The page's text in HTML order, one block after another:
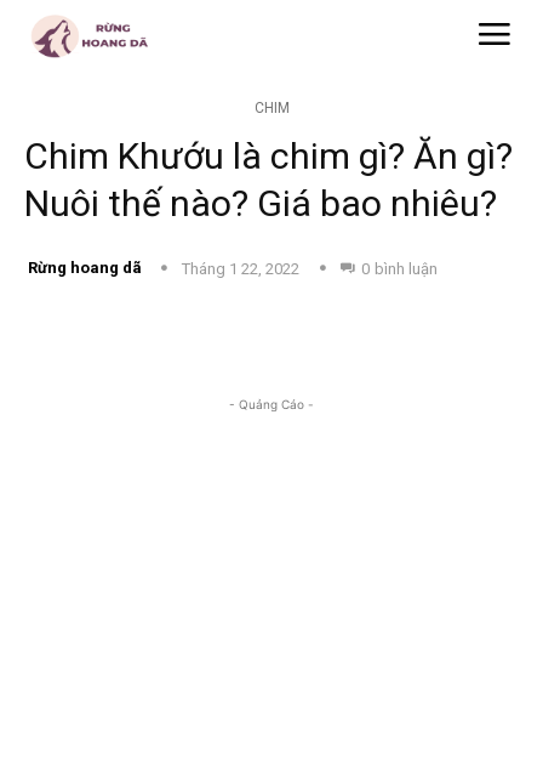
CHIM
Chim Khướu là chim gì? Ăn gì?
Nuôi thế nào? Giá bao nhiêu?
Rừng hoang dã Tháng 1 22, 2022 0 bình luận
- Quảng Cáo -